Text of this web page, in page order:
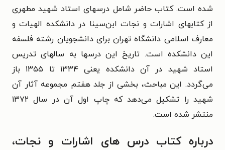
شده است. کتاب حاضر شامل درسهای استاد شهید مطهری
از کتابهای اشارات و نجات ابن‌سینا در دانشکده الهیات و
معارف اسلامی دانشگاه تهران برای دانشجویان رشته فلسفه
این دانشکده است. تاریخ این درسها به سالهای تدریس
استاد شهید در آن دانشکده یعنی ۱۳۳۴ تا ۱۳۵۵ باز
می‌گردد. این مباحث، بخشی از جلد هفتم مجموعه آثار آن
شهید را تشکیل می‌دهد که چاپ اول آن در سال ۱۳۷۲
منتشر شده است.
درباره کتاب درس های اشارات و نجات،